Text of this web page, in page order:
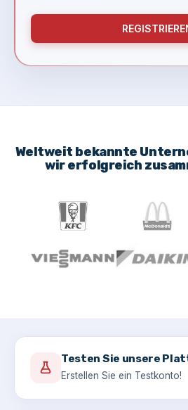
Weltweit bekannte
wir erfolgreich
Testen Sie unsere
Erstellen Sie ein Testkonto!